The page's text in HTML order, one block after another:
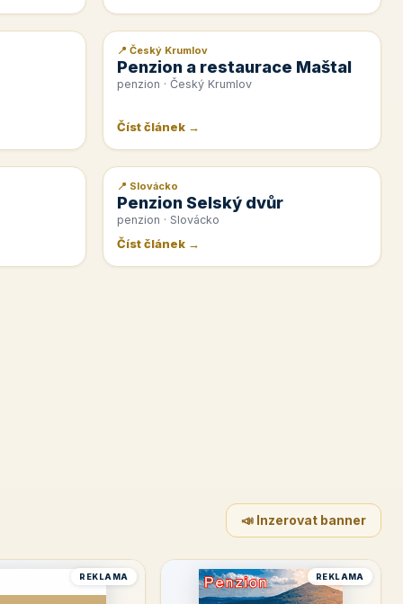
📰 PR článek
📍 Český Krumlov
Penzion a restaurace Maštal
penzion · Český Krumlov
Číst článek →
📰 PR článek
📍 Slovácko
Penzion Selský dvůr
penzion · Slovácko
Číst článek →
📣 Inzerovat banner
REKLAMA REKLAMA